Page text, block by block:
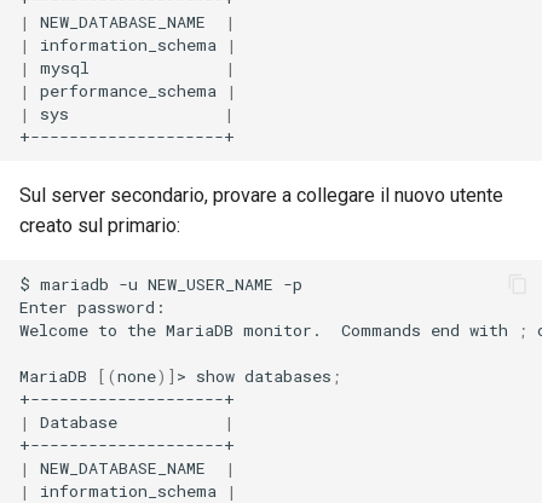
|
NEW_DATABASE_NAME
|
|
information_schema
|
|
mysql
|
|
performance_schema
|
|
sys
|
Sul server secondario, provare a collegare il nuovo utente
creato sul primario:
$ mariadb -u NEW_USER_NAME -p
Enter password:
Welcome to the MariaDB monitor. Commands end with ;
MariaDB [(none)] > show databases ;
|
Database
|
|
NEW_DATABASE_NAME
|
|
information_schema
|